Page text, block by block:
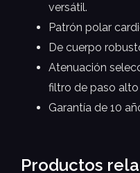
versátil.
Patrón polar
De cuerpo
Atenuación
filtro de paso alto
Garantía de 10
Productos